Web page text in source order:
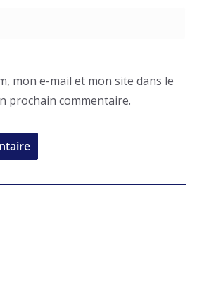
mon e-mail et mon site dans le
prochain commentaire.